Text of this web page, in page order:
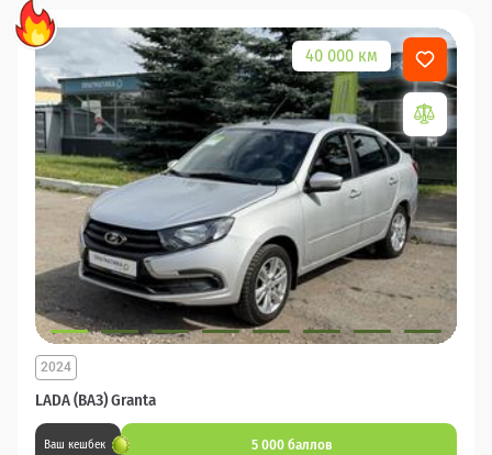
40 000 км
LADA (ВАЗ) Granta
2024
Ваш кешбек 5 000 баллов